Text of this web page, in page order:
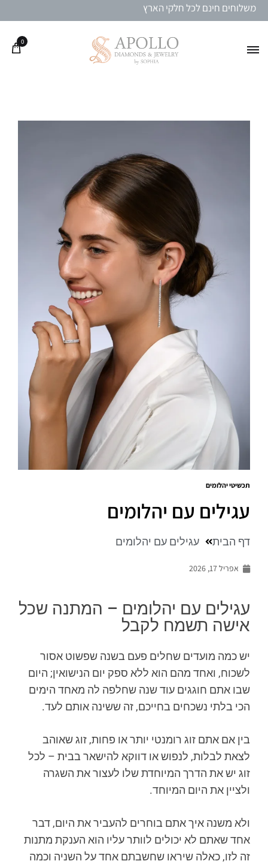
משלוחים חינם לכל חלקי הארץ
0
תכשיטי יהלומים
עגילים עם יהלומים
דף הבית עגילים עם יהלומים
אפריל 17, 2026
עגילים עם יהלומים – המתנה שכל
אישה תשמח לקבל
יש כמה מועדים שחלים פעם בשנה שפשוט אסור
לשכוח, ואחד מהם הוא ללא ספק יום הנישואין; היום
שבו אתם חוגגים עוד שנה שחלפה לה מאחד הימים
הכי בלתי נשכחים בחייכם, זה ששינה אותם לעד.
בין אם אתם זוג רומנטי יותר או פחות, זוג שאוהב
לצאת לבלות, לנפוש או דווקא להישאר בבית – לכל
זוג יש את הדרך המיוחדת שלו לעצור את השגרה
ולציין את היום המיוחד.
ולא משנה איך אתם בוחרים להעביר את היום, דבר
אחד שאתם לא יכולים לוותר עליו הוא הענקת מתנות
זה לזו, כאלה שיראו שחשבתם אחד על השניה וכמה